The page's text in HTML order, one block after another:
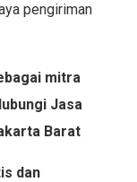
pengiriman
mitra
Jasa
Barat
dan